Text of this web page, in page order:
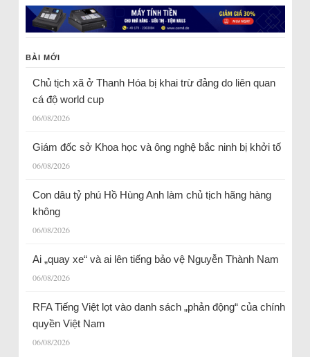
BÀI MỚI
Chủ tịch xã ở Thanh Hóa bị khai trừ đảng do liên quan
cá độ world cup
06/08/2026
Giám đốc sở Khoa học và ông nghệ bắc ninh bị khởi tố
06/08/2026
Con dâu tỷ phú Hồ Hùng Anh làm chủ tịch hãng hàng
không
06/08/2026
Ai „quay xe“ và ai lên tiếng bảo vệ Nguyễn Thành Nam
06/08/2026
RFA Tiếng Việt lọt vào danh sách „phản động“ của chính
quyền Việt Nam
06/08/2026